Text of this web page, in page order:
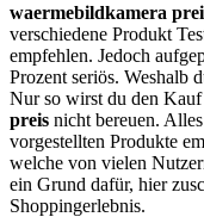
waermebildkamera
verschiedene Produkt
empfehlen. Jedoch
Prozent seriös. Weshalb
Nur so wirst du den
preis nicht bereuen.
vorgestellten Produkte
welche von vielen
ein Grund dafür, hier
Shoppingerlebnis.